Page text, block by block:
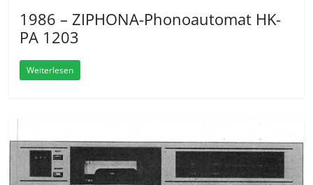
1986 – ZIPHONA-Phonoautomat HK-
PA 1203
Weiterlesen